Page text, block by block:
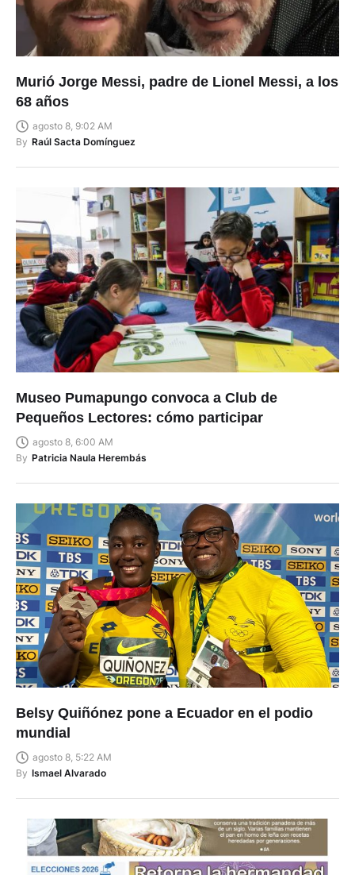
Murió Jorge Messi, padre de Lionel Messi, a los
68 años
agosto 8, 9:02 AM
By Raúl Sacta Domínguez
Museo Pumapungo convoca a Club de
Pequeños Lectores: cómo participar
agosto 8, 6:00 AM
By Patricia Naula Herembás
Belsy Quiñónez pone a Ecuador en el podio
mundial
agosto 8, 5:22 AM
By Ismael Alvarado